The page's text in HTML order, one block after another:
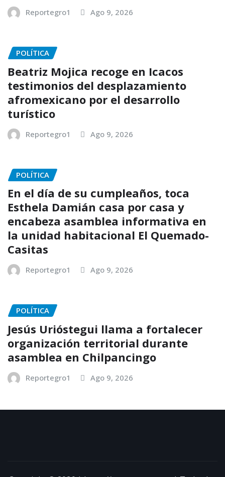
Reportegro1 Ago 9, 2026
POLÍTICA
Beatriz Mojica recoge en Icacos
testimonios del desplazamiento
afromexicano por el desarrollo
turístico
Reportegro1 Ago 9, 2026
POLÍTICA
En el día de su cumpleaños, toca
Esthela Damián casa por casa y
encabeza asamblea informativa en
la unidad habitacional El Quemado-
Casitas
Reportegro1 Ago 9, 2026
POLÍTICA
Jesús Urióstegui llama a fortalecer
organización territorial durante
asamblea en Chilpancingo
Reportegro1 Ago 9, 2026